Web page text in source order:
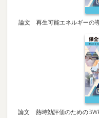
論文 再生可能エネルギーの
論文 熱時効評価のための